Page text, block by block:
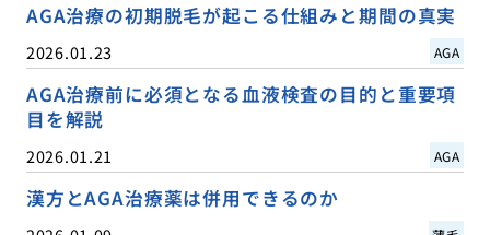
AGA治療の初期脱毛が起こる仕組みと期間の真実
2026.01.23 AGA
AGA治療前に必須となる血液検査の目的と重要項
目を解説
2026.01.21 AGA
漢方とAGA治療薬は併用できるのか